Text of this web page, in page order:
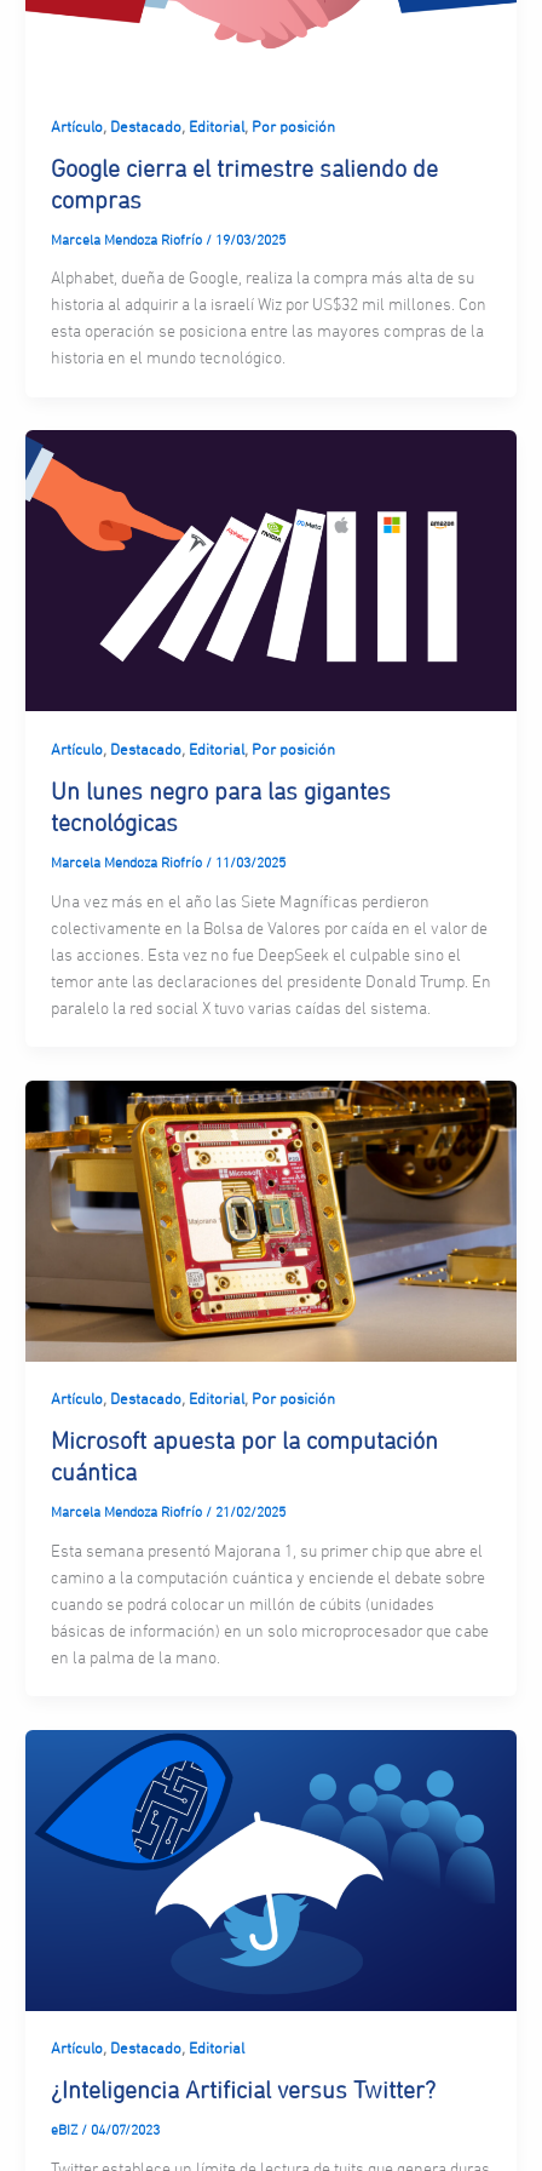
Artículo, Destacado, Editorial, Por posición
Google cierra el trimestre saliendo de
compras
Marcela Mendoza Riofrío / 19/03/2025
Alphabet, dueña de Google, realiza la compra más alta de su
historia al adquirir a la israelí Wiz por US$32 mil millones. Con
esta operación se posiciona entre las mayores compras de la
historia en el mundo tecnológico.
Artículo, Destacado, Editorial, Por posición
Un lunes negro para las gigantes
tecnológicas
Marcela Mendoza Riofrío / 11/03/2025
Una vez más en el año las Siete Magníficas perdieron
colectivamente en la Bolsa de Valores por caída en el valor de
las acciones. Esta vez no fue DeepSeek el culpable sino el
temor ante las declaraciones del presidente Donald Trump. En
paralelo la red social X tuvo varias caídas del sistema.
Artículo, Destacado, Editorial, Por posición
Microsoft apuesta por la computación
cuántica
Marcela Mendoza Riofrío / 21/02/2025
Esta semana presentó Majorana 1, su primer chip que abre el
camino a la computación cuántica y enciende el debate sobre
cuando se podrá colocar un millón de cúbits (unidades
básicas de información) en un solo microprocesador que cabe
en la palma de la mano.
Artículo, Destacado, Editorial
¿Inteligencia Artificial versus Twitter?
eBIZ / 04/07/2023